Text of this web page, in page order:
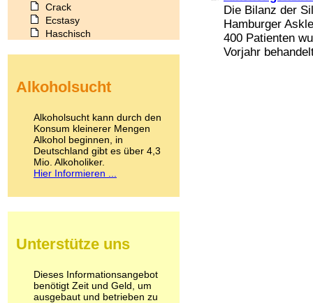
Die Bilanz der
Hamburger
400 Patienten
Vorjahr
Crack
Ecstasy
Haschisch
Kokain
LSD
Marihuana
Medikamente
Meskalin
Metamphetamin
Methadon
Pilze
Psychopharmaka
Schlafmittel
Schmerzmittel
Alkoholsucht
Alkoholsucht kann durch den
Konsum kleinerer Mengen
Alkohol beginnen, in
Deutschland gibt es über 4,3
Mio. Alkoholiker.
Hier Informieren ...
Unterstütze uns
Dieses Informationsangebot
benötigt Zeit und Geld, um
ausgebaut und betrieben zu